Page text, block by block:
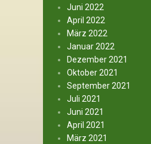
Juni 2022
April 2022
März 2022
Januar 2022
Dezember 2021
Oktober 2021
September 2021
Juli 2021
Juni 2021
April 2021
März 2021